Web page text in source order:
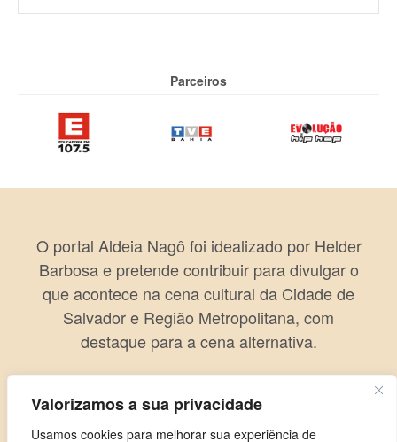
Valorizamos a sua privacidade
Usamos cookies para melhorar sua experiência de
Parceiros
O portal Aldeia Nagô foi idealizado por Helder
Barbosa e pretende contribuir para divulgar o
que acontece na cena cultural da Cidade de
Salvador e Região Metropolitana, com
destaque para a cena alternativa.